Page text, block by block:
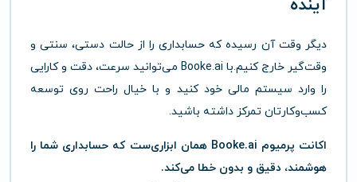
آینده
دیگر وقت آن رسیده که حسابداری را از حالت دستی، سنتی و
وقت‌گیر خارج کنیم.با Booke.ai می‌توانید سرعت، دقت و کارایی
را وارد سیستم مالی خود کنید و با خیال راحت روی توسعه
کسب‌وکارتان تمرکز داشته باشید.
اکانت پرمیوم Booke.ai همان ابزاری‌ست که حسابداری شما را
هوشمند، دقیق و بدون خطا می‌کند.